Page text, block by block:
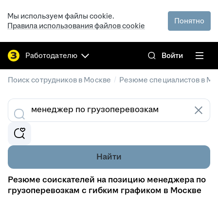
Мы используем файлы cookie.
Правила использования файлов cookie
Понятно
Работодателю Войти
Поиск сотрудников в Москве / Резюме специалистов в
Найти
Резюме соискателей на позицию менеджера по
грузоперевозкам с гибким графиком в Москве